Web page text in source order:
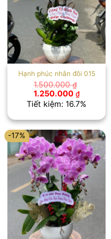
Hạnh phúc nhân đôi 015
1.500.000₫
Giá
gốc
là:
1.250.000 ₫Giá
hiện
tại
Tiết kiệm: 16.7%
-17%